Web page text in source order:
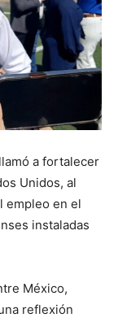
a fortalecer
Unidos, al
empleo en el
instaladas
México,
reflexión